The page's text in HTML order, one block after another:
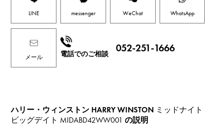
LINE messenger WeChat WhatsApp
メール 電話でのご相談
052-251-1666
ハリー・ウィンストン HARRY WINSTON ミッドナイト
ビッグデイト MIDABD42WW001 の説明